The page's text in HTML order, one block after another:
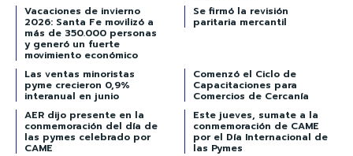
Vacaciones de invierno
2026: Santa Fe movilizó a
más de 350.000 personas
y generó un fuerte
movimiento económico
Se firmó la revisión
paritaria mercantil
Las ventas minoristas
pyme crecieron 0,9%
interanual en junio
Comenzó el Ciclo de
Capacitaciones para
Comercios de Cercanía
AER dijo presente en la
conmemoración del día de
las pymes celebrado por
CAME
Este jueves, sumate a la
conmemoración de CAME
por el Día Internacional de
las Pymes